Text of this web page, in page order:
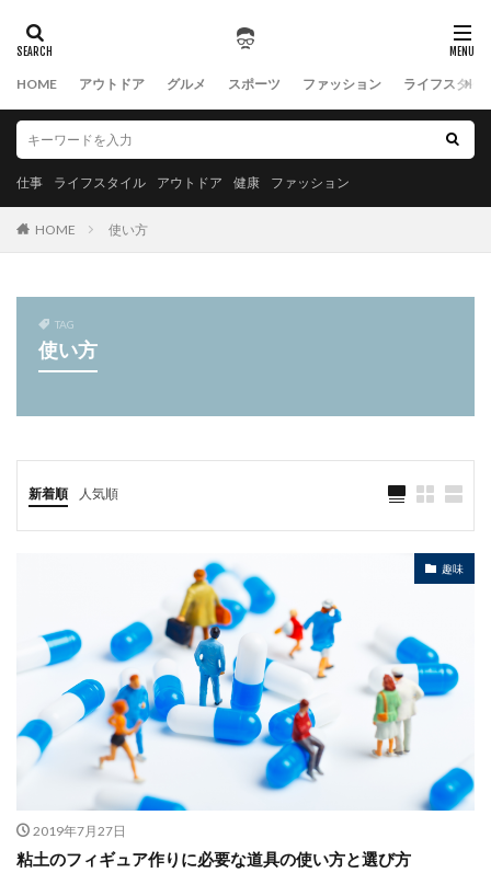
HOME アウトドア グルメ スポーツ ファッション ライフスタイ
仕事 ライフスタイル アウトドア 健康 ファッション
HOME 使い方
TAG
使い方
新着順 人気順
趣味
2019年7月27日
粘土のフィギュア作りに必要な道具の使い方と選び方